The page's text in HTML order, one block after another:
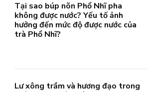
Tại sao búp nõn Phổ Nhĩ pha
không được nước? Yếu tố ảnh
hưởng đến mức độ được nước của
trà Phổ Nhĩ?
Lư xông trầm và hương đạo trong